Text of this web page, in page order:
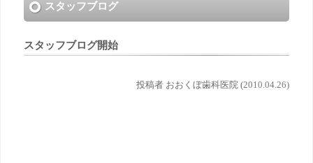
スタッフブログ
スタッフブログ開始
投稿者 おおくぼ歯科医院 (2010.04.26)